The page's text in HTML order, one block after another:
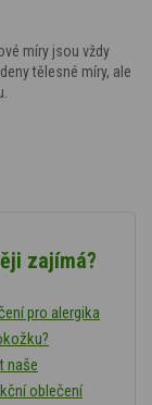
míry jsou vždy
tělesné míry, ale
zajímá?
pro alergika
naše
oblečení